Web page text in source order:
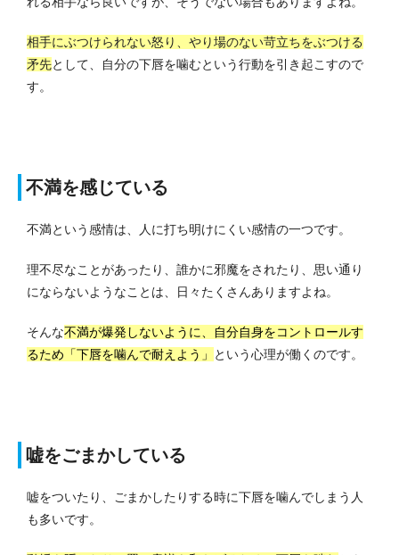
相手にぶつけられない怒り、やり場のない苛立ちをぶつける
矛先として、自分の下唇を噛むという行動を引き起こすので
す。
不満を感じている
不満という感情は、人に打ち明けにくい感情の一つです。
理不尽なことがあったり、誰かに邪魔をされたり、思い通り
にならないようなことは、日々たくさんありますよね。
そんな不満が爆発しないように、自分自身をコントロールす
るため「下唇を噛んで耐えよう」
という心理が働くのです。
嘘をごまかしている
嘘をついたり、ごまかしたりする時に下唇を噛んでしまう人
も多いです。